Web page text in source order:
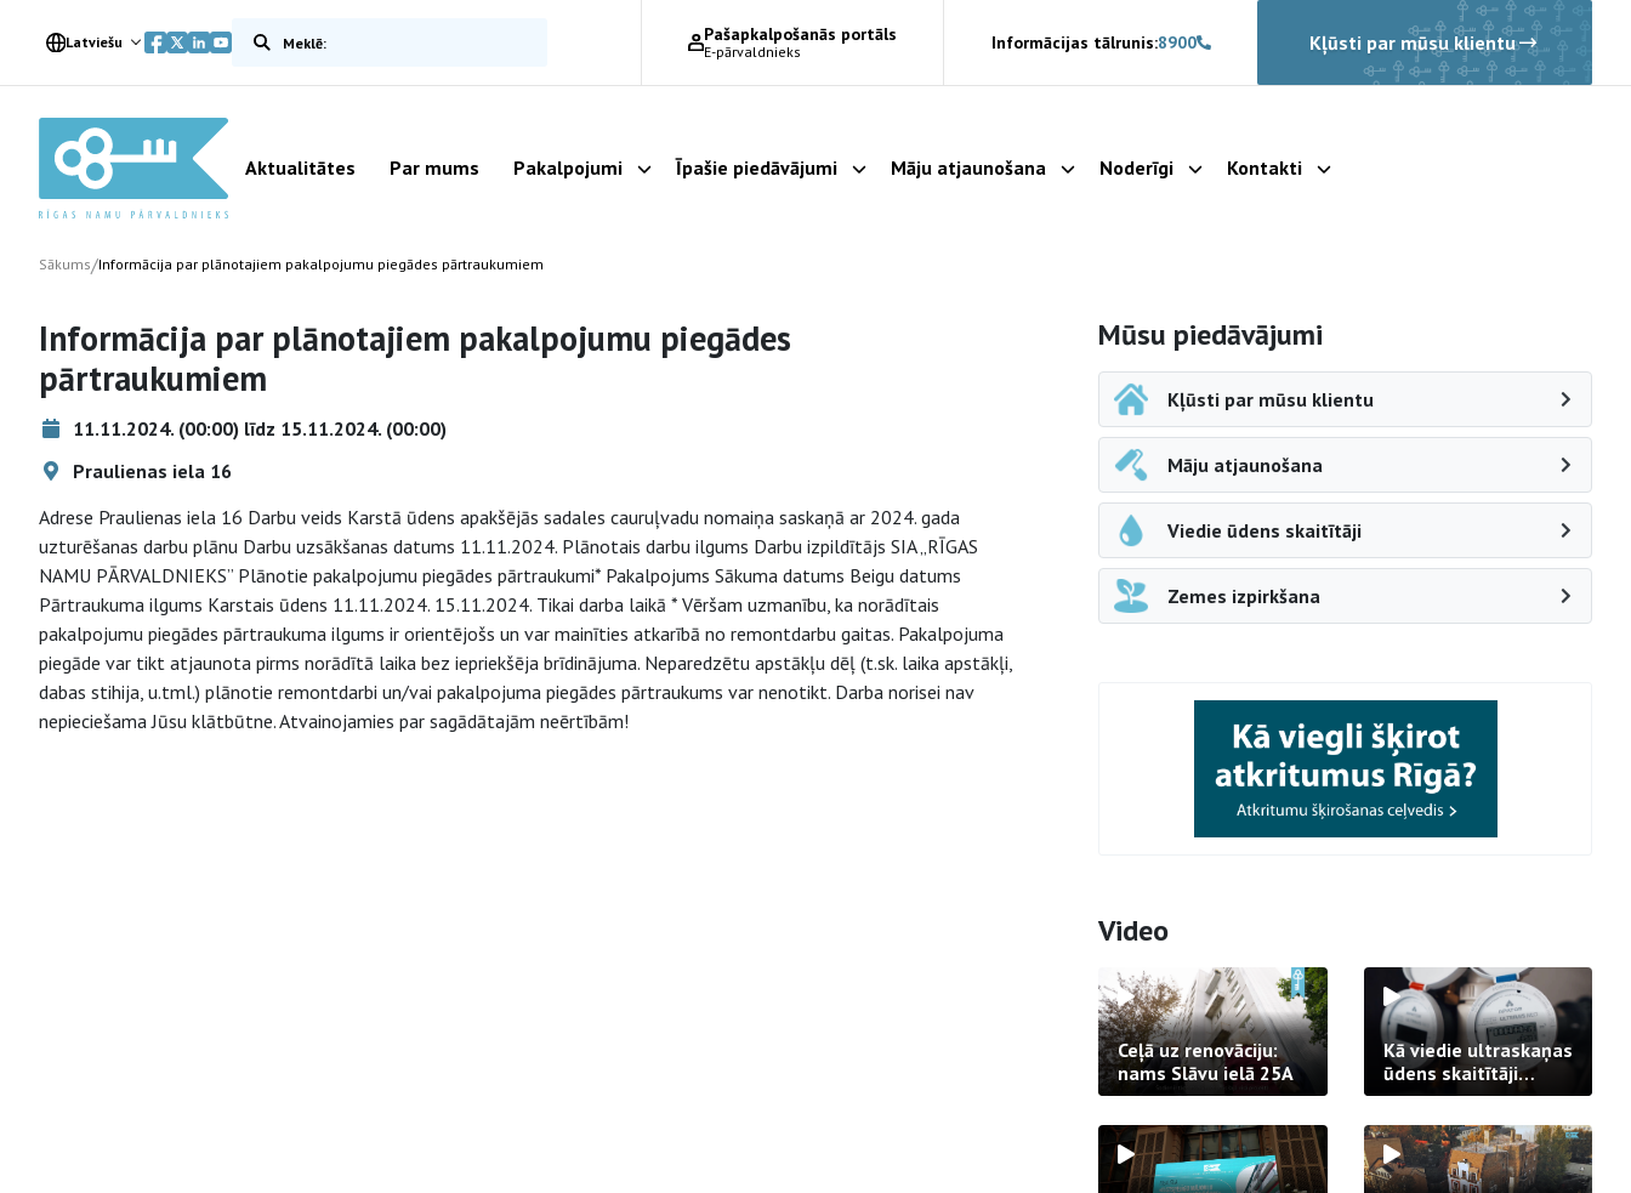
Latviešu Meklēt vietnē Pašapkalpošanās portāls
E-pārvaldnieks Informācijas tālrunis:8900 Kļūsti par mūsu klientu
Aktualitātes Par mums Pakalpojumi Parādīt apakšizvēlni
Īpašie piedāvājumi Parādīt apakšizvēlni
Māju atjaunošana Parādīt apakšizvēlni
Noderīgi Parādīt apakšizvēlni
Kontakti Parādīt apakšizvēlni
Sākums/Informācija par plānotajiem pakalpojumu piegādes pārtraukumiem
Informācija par plānotajiem pakalpojumu piegādes
pārtraukumiem
11.11.2024. (00:00) līdz 15.11.2024. (00:00)
Praulienas iela 16
Adrese Praulienas iela 16 Darbu veids Karstā ūdens apakšējās sadales cauruļvadu nomaiņa saskaņā ar 2024. gada
uzturēšanas darbu plānu Darbu uzsākšanas datums 11.11.2024. Plānotais darbu ilgums Darbu izpildītājs SIA „RĪGAS
NAMU PĀRVALDNIEKS” Plānotie pakalpojumu piegādes pārtraukumi* Pakalpojums Sākuma datums Beigu datums
Pārtraukuma ilgums Karstais ūdens 11.11.2024. 15.11.2024. Tikai darba laikā * Vēršam uzmanību, ka norādītais
pakalpojumu piegādes pārtraukuma ilgums ir orientējošs un var mainīties atkarībā no remontdarbu gaitas. Pakalpojuma
piegāde var tikt atjaunota pirms norādītā laika bez iepriekšēja brīdinājuma. Neparedzētu apstākļu dēļ (t.sk. laika apstākļi,
dabas stihija, u.tml.) plānotie remontdarbi un/vai pakalpojuma piegādes pārtraukums var nenotikt. Darba norisei nav
nepieciešama Jūsu klātbūtne. Atvainojamies par sagādātajām neērtībām!
Sāna navigācija
Mūsu piedāvājumi
Kļūsti par mūsu klientu
Māju atjaunošana
Viedie ūdens skaitītāji
Zemes izpirkšana
Video
Ceļā uz renovāciju:
nams Slāvu ielā 25A
Kā viedie ultraskaņas
ūdens skaitītāji
strādā praksē